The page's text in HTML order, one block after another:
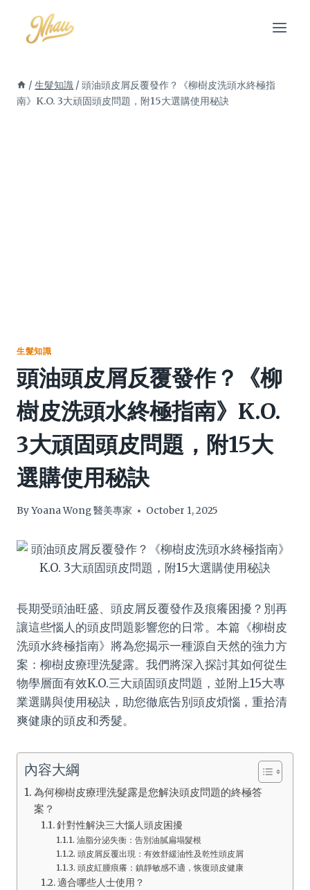
content
/ 生髮知識 / 頭油頭皮屑反覆發作？《柳樹皮洗頭水終極指
南》K.O. 3大頑固頭皮問題，附15大選購使用秘訣
生髮知識
頭油頭皮屑反覆發作？《柳
樹皮洗頭水終極指南》K.O.
3大頑固頭皮問題，附15大
選購使用秘訣
ByYoana Wong 醫美專家 October 1, 2025
長期受頭油旺盛、頭皮屑反覆發作及痕癢困擾？別再
讓這些惱人的頭皮問題影響您的日常。本篇《柳樹皮
洗頭水終極指南》將為您揭示一種源自天然的強力方
案：柳樹皮療理洗髮露。我們將深入探討其如何從生
物學層面有效K.O.三大頑固頭皮問題，並附上15大專
業選購與使用秘訣，助您徹底告別頭皮煩惱，重拾清
爽健康的頭皮和秀髮。
內容大綱
為何柳樹皮療理洗髮露是您解決頭皮問題的終極答
案？
針對性解決三大惱人頭皮困擾
油脂分泌失衡：告別油膩扁塌髮根
頭皮屑反覆出現：有效舒緩油性及乾性頭皮屑
頭皮紅腫痕癢：鎮靜敏感不適，恢復頭皮健康
適合哪些人士使用？